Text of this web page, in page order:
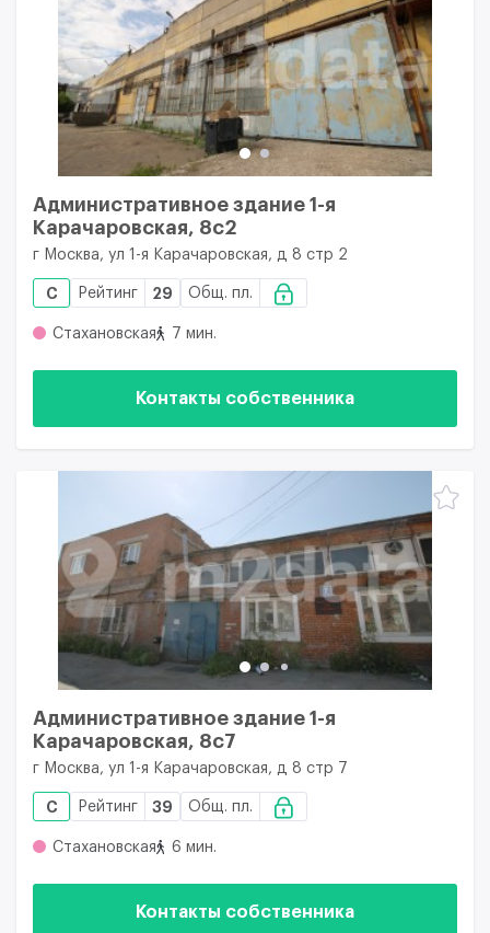
Административное здание 1-я
Карачаровская, 8с2
г Москва, ул 1-я Карачаровская, д 8 стр 2
C Рейтинг 29 Общ. пл.
Стахановская 7 мин.
Контакты собственника
Административное здание 1-я
Карачаровская, 8с7
г Москва, ул 1-я Карачаровская, д 8 стр 7
C Рейтинг 39 Общ. пл.
Стахановская 6 мин.
Контакты собственника